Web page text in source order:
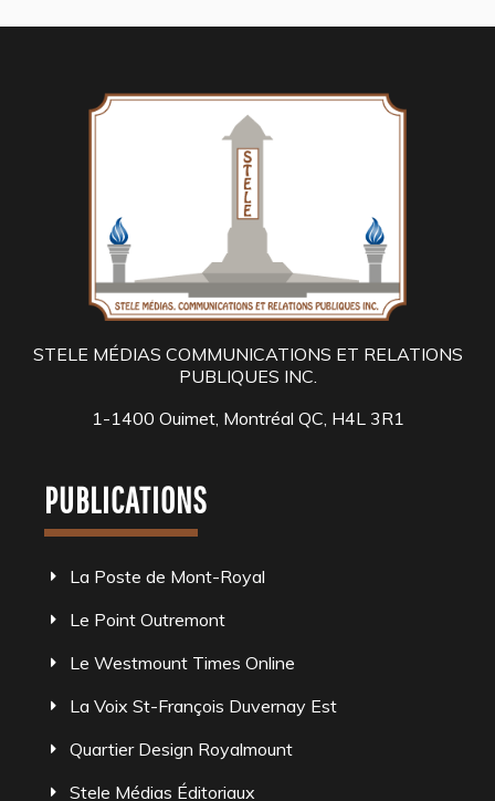
STELE MÉDIAS COMMUNICATIONS ET RELATIONS
PUBLIQUES INC.
1-1400 Ouimet, Montréal QC, H4L 3R1
PUBLICATIONS
La Poste de Mont-Royal
Le Point Outremont
Le Westmount Times Online
La Voix St-François Duvernay Est
Quartier Design Royalmount
Stele Médias Éditoriaux